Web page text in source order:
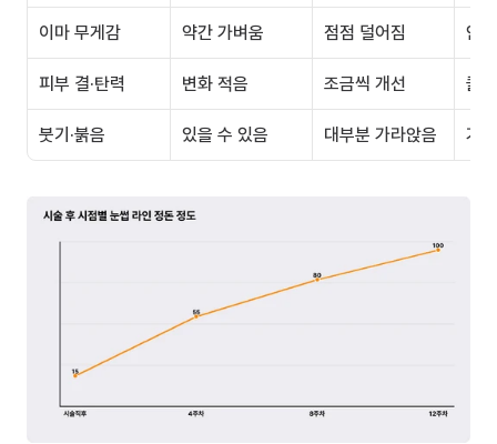
이마 무게감 약간 가벼움 점점 덜어짐 안
피부 결·탄력 변화 적음 조금씩 개선 콜
붓기·붉음 있을 수 있음 대부분 가라앉음 거